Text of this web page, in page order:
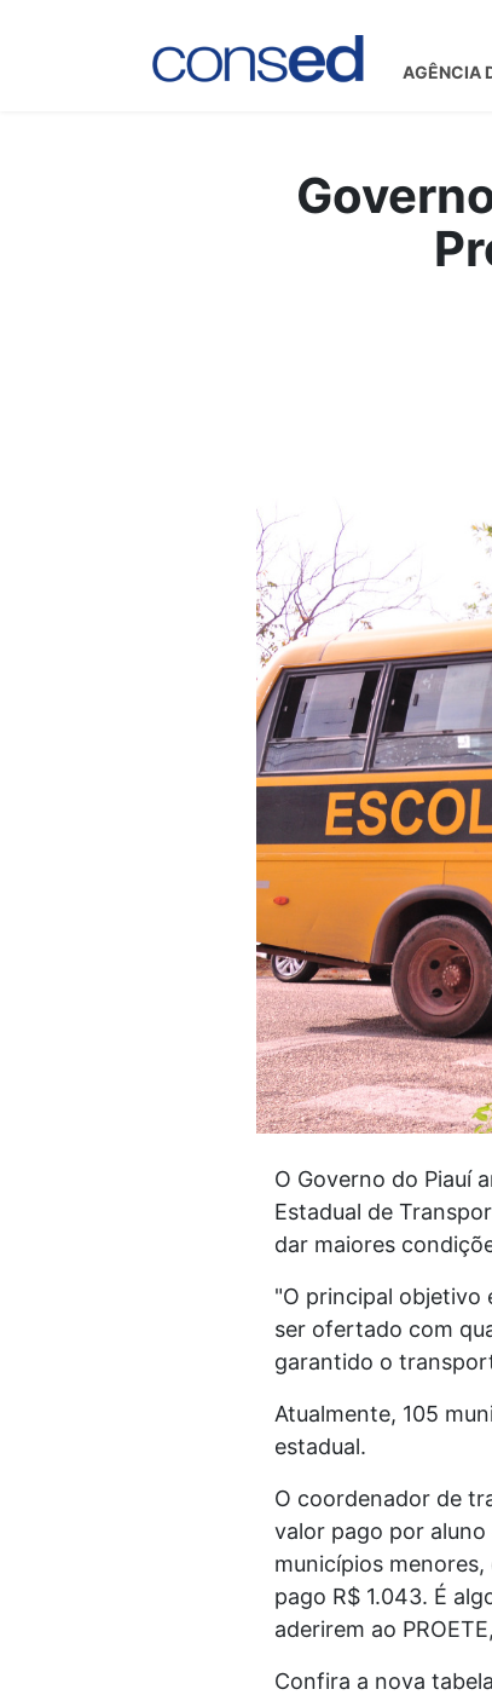
AGÊNCIA
O Governo do Piauí
Estadual de
dar maiores
"O principal objetivo
ser ofertado com
garantido o
Atualmente, 105
estadual.
O coordenador de
valor pago por
municípios
pago R$ 1.043. É
aderirem ao
Confira a nova